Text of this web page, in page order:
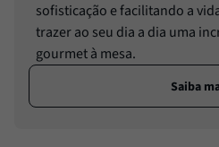
sofisticação e facilitando a
trazer ao seu dia a dia uma
gourmet à mesa.
Saiba